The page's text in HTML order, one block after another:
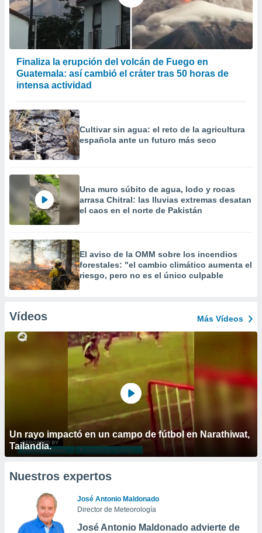
Finaliza la erupción del volcán de Fuego en
Guatemala: así cambió el cráter tras 50 horas de
intensa actividad
Cultivar sin agua: el reto de la agricultura
española ante un futuro más seco
Una muro súbito de agua, lodo y rocas
arrasa Chitral: las lluvias extremas desatan
el caos en el norte de Pakistán
El aviso de la OMM sobre los incendios
forestales: "el cambio climático aumenta el
riesgo, pero no es el único culpable
Vídeos Más Vídeos
Un rayo impactó en un campo de fútbol en Narathiwat,
Tailandia.
Nuestros expertos
José Antonio Maldonado
Director de Meteorología
José Antonio Maldonado advierte de